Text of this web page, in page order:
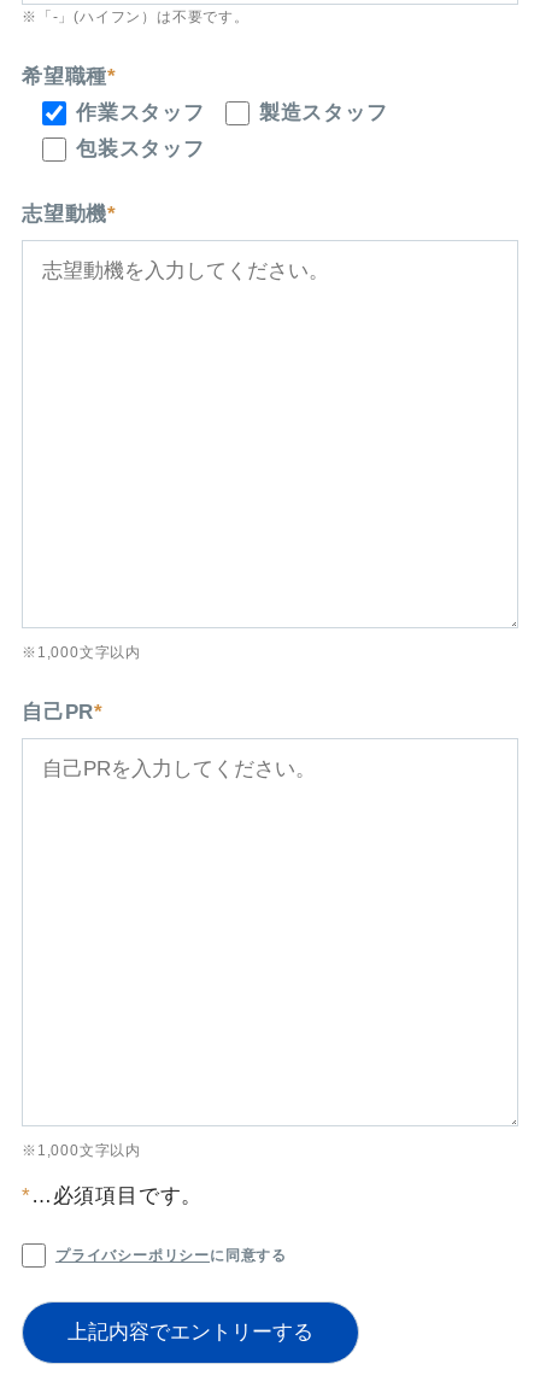
※「-」(ハイフン）は不要です。
希望職種*
作業スタッフ
製造スタッフ
包装スタッフ
志望動機*
※1,000文字以内
自己PR*
※1,000文字以内
*…必須項目です。
プライバシーポリシーに同意する